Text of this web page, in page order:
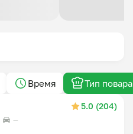
Время Тип повара
5.0 (204)
—